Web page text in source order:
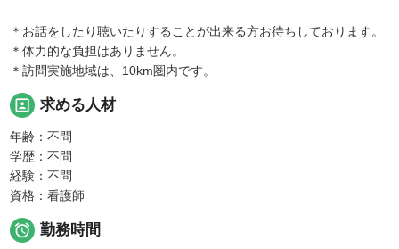
＊お話をしたり聴いたりすることが出来る方お待ちしております。
＊体力的な負担はありません。
＊訪問実施地域は、10km圏内です。
portrait 求める人材
年齢：不問
学歴：不問
経験：不問
資格：看護師
 勤務時間